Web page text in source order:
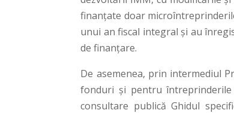
finanțate doar
unui an fiscal integral și au
de finanțare.
De asemenea, prin intermediul
fonduri și pentru
consultare publică Ghidul